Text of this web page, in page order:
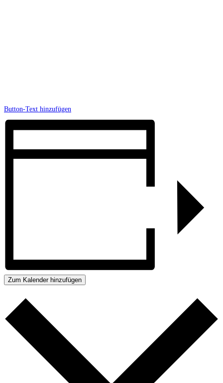
Button-Text hinzufügen
Zum Kalender hinzufügen